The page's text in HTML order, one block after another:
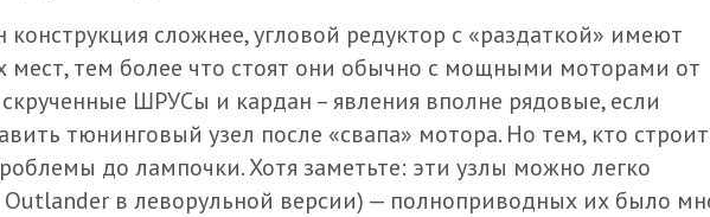
сложнее, угловой редуктор с «раздаткой» имеют
мест, тем более что стоят они обычно с мощными моторами от
ШРУСы и кардан – явления вполне рядовые, если
тюнинговый узел после «свапа» мотора. Но тем, кто
до лампочки. Хотя заметьте: эти узлы можно легко
Outlander в леворульной версии) — полноприводных их было